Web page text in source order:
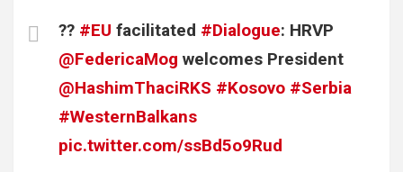
?? #EU facilitated #Dialogue: HRVP
@FedericaMog welcomes President
@HashimThaciRKS #Kosovo #Serbia
#WesternBalkans
pic.twitter.com/ssBd5o9Rud